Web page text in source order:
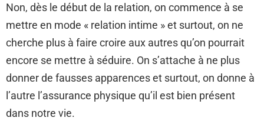
Non, dès le début de la relation, on commence à se
mettre en mode « relation intime » et surtout, on ne
cherche plus à faire croire aux autres qu’on pourrait
encore se mettre à séduire. On s’attache à ne plus
donner de fausses apparences et surtout, on donne à
l’autre l’assurance physique qu’il est bien présent
dans notre vie.